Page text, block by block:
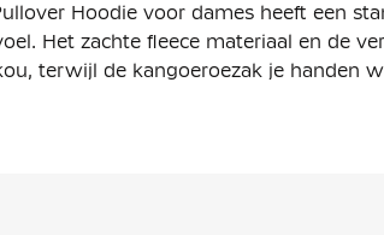
Hoodie voor dames heeft een
Het zachte fleece materiaal en de
terwijl de kangoeroezak je handen